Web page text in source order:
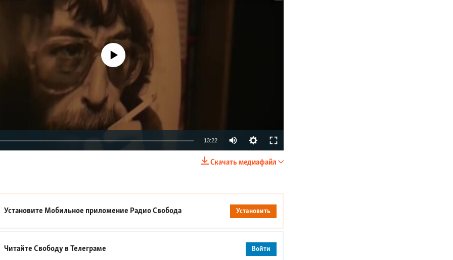
SHARE
No media source currently available
13:22
Скачать медиафайл
Установите Мобильное приложение Радио Свобода Установить
Читайте Свободу вТелеграме Войти